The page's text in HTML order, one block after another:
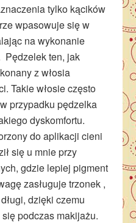
tylko kącików
wpasowuje się w
na wykonanie
Pędzelek ten, jak
z włosia
Takie włosie często
przypadku pędzelka
dyskomfortu.
do aplikacji cieni
się u mnie przy
gdzie lepiej pigment
zasługuje trzonek ,
dzięki czemu
podczas makijażu.